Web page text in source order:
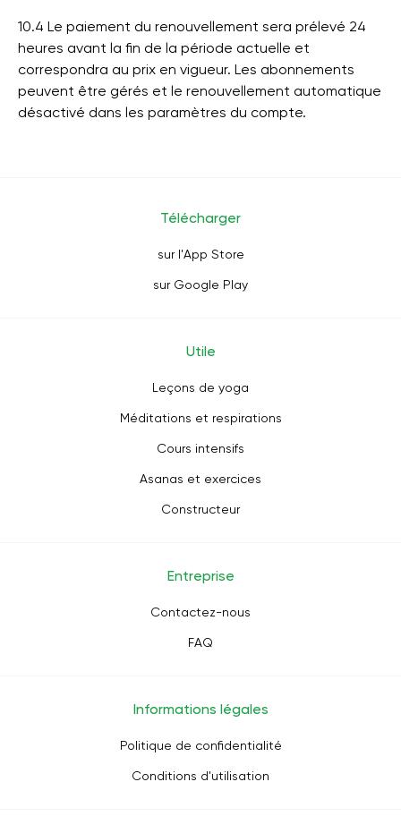
10.4 Le paiement du renouvellement sera prélevé 24
heures avant la fin de la période actuelle et
correspondra au prix en vigueur. Les abonnements
peuvent être gérés et le renouvellement automatique
désactivé dans les paramètres du compte.
Télécharger
sur l'App Store
sur Google Play
Utile
Leçons de yoga
Méditations et respirations
Cours intensifs
Asanas et exercices
Constructeur
Entreprise
Contactez-nous
FAQ
Informations légales
Politique de confidentialité
Conditions d'utilisation